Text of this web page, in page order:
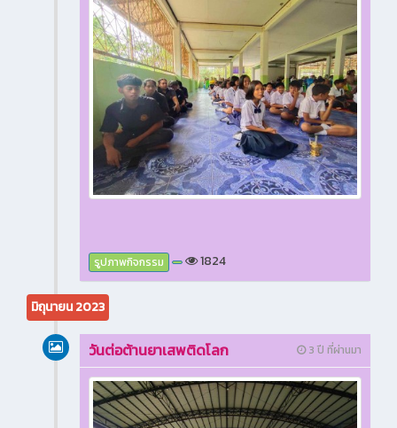
รูปภาพกิจกรรม 1824
มิถุนายน 2023
3 ปี ที่ผ่านมา
วันต่อต้านยาเสพติดโลก